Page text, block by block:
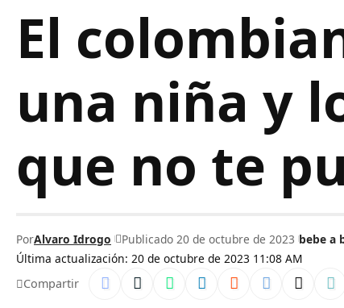
El
una niña y
que no te
Última actualización: 20 de octubre de 2023 11:08 AM
PorAlvaro Idrogo Publicado 20 de octubre de 2023 bebe a
Compartir